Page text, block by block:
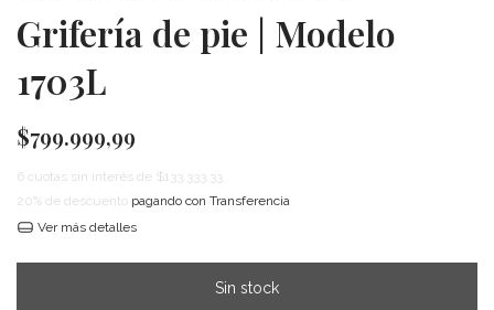
Grifería de pie | Modelo
1703L
$799.999,99
6 cuotas sin interés de $133.333,33
20% de descuento pagando con Transferencia
Ver más detalles